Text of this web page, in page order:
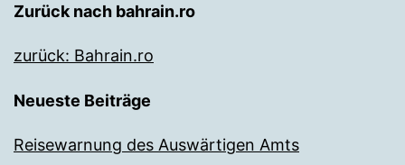
Zurück nach bahrain.ro
zurück: Bahrain.ro
Neueste Beiträge
Reisewarnung des Auswärtigen Amts